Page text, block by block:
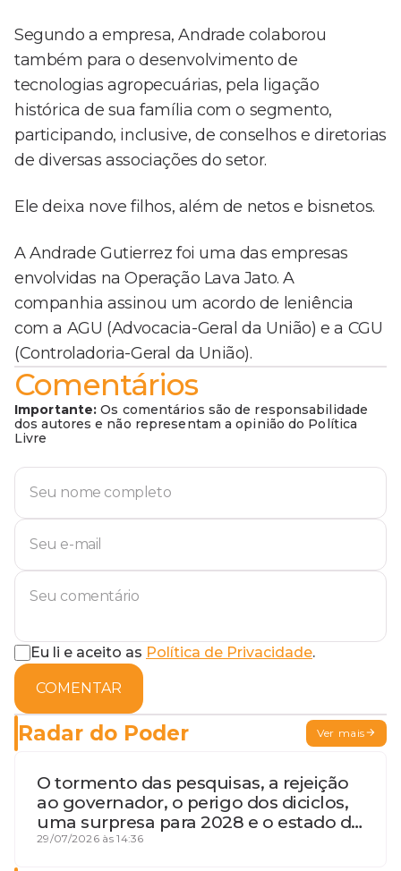
Segundo a empresa, Andrade colaborou
também para o desenvolvimento de
tecnologias agropecuárias, pela ligação
histórica de sua família com o segmento,
participando, inclusive, de conselhos e diretorias
de diversas associações do setor.
Ele deixa nove filhos, além de netos e bisnetos.
A Andrade Gutierrez foi uma das empresas
envolvidas na Operação Lava Jato. A
companhia assinou um acordo de leniência
com a AGU (Advocacia-Geral da União) e a CGU
(Controladoria-Geral da União).
Comentários
Importante: Os comentários são de responsabilidade
dos autores e não representam a opinião do Política
Livre
Eu li e aceito as Política de Privacidade.
COMENTAR
Radar do Poder Ver mais
O tormento das pesquisas, a rejeição
ao governador, o perigo dos diciclos,
uma surpresa para 2028 e o estado de
terceira guerra mundial
29/07/2026 às 14:36